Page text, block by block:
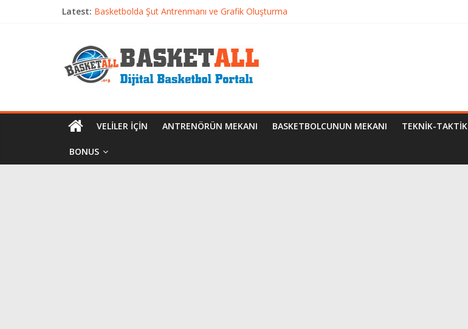
Latest: Basketbolcu Beslenmesi: Performansı Artıran Bilimsel Yaklaşımlar
Basketbolda Şut Antrenmanı ve Grafik Oluşturma
Dünyanın En İyi Basketbol Takımı: Gerçek Şampiyon Kim?
Etkili Basketbol Antrenmanı Nasıl Olmalı
VELILER İÇIN ANTRENÖRÜN MEKANI BASKETBOLCUNUN MEKANI TEKNIK-TAKTIK
BONUS